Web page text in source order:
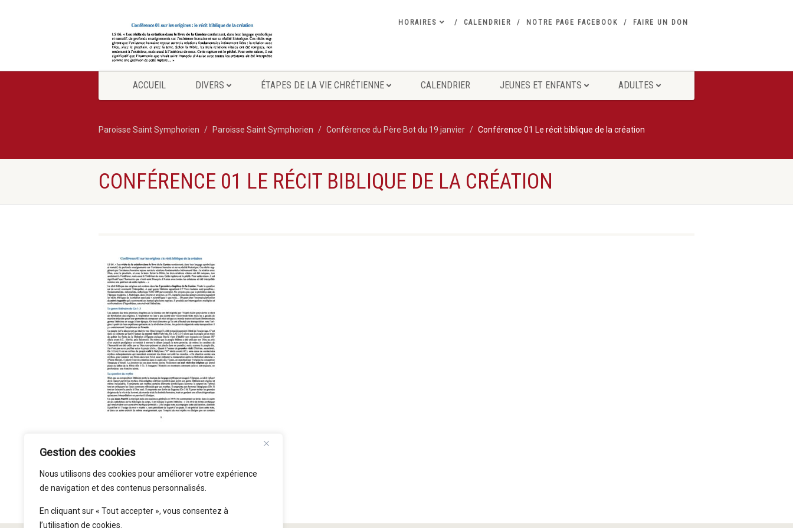
Gestion des cookies
Nous utilisons des cookies pour améliorer votre expérience
de navigation et des contenus personnalisés.
En cliquant sur « Tout accepter », vous consentez à
l’utilisation de cookies.
HORAIRES CALENDRIER NOTRE PAGE FACEBOOK FAIRE UN DON
ACCUEIL DIVERS ÉTAPES DE LA VIE CHRÉTIENNE CALENDRIER JEUNES ET ENFANTS ADULTES
Paroisse Saint Symphorien Paroisse Saint Symphorien Conférence du Père Bot du 19 janvier Conférence 01 Le récit biblique de la création
CONFÉRENCE 01 LE RÉCIT BIBLIQUE DE LA CRÉATION